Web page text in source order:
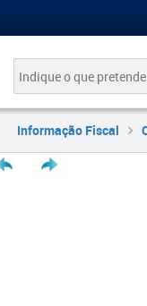
Informação Fiscal